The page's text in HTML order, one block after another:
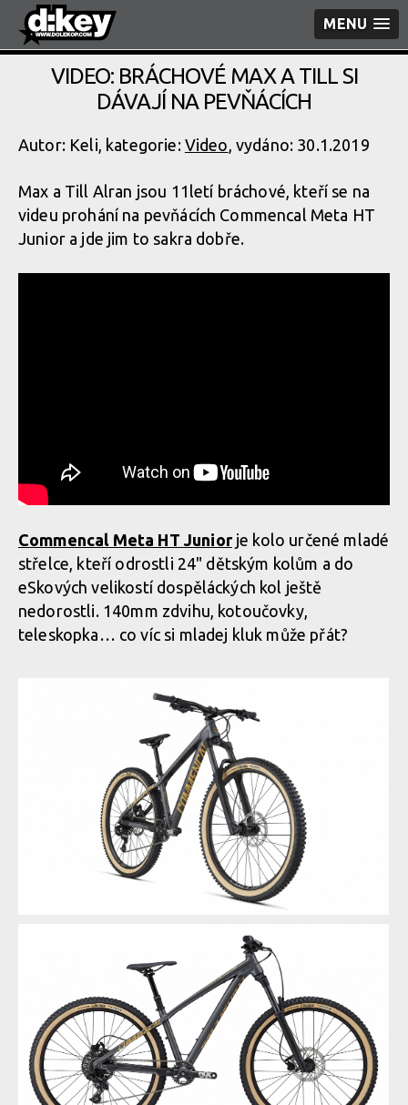
MENU
VIDEO: BRÁCHOVÉ MAX A TILL SI
DÁVAJÍ NA PEVŇÁCÍCH
Autor: Keli, kategorie: Video, vydáno: 30.1.2019
Max a Till Alran jsou 11letí bráchové, kteří se na
videu prohání na pevňácích Commencal Meta HT
Junior a jde jim to sakra dobře.
Commencal Meta HT Juniorje kolo určené mladé
střelce, kteří odrostli 24" dětským kolům a do
eSkových velikostí dospěláckých kol ještě
nedorostli. 140mm zdvihu, kotoučovky,
teleskopka… co víc si mladej kluk může přát?